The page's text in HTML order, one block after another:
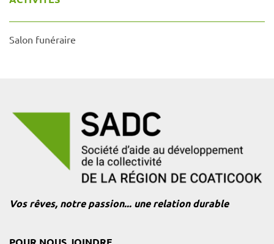
Salon funéraire
Vos rêves, notre passion... une relation durable